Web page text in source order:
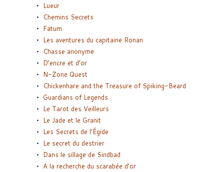
Lueur
Chemins Secrets
Fatum
Les aventures du capitaine Ronan
Chasse anonyme
D’encre et d’or
N-Zone Quest
Chickenhare and the Treasure of Spiking-Beard
Guardians of Legends
Le Tarot des Veilleurs
Le Jade et le Granit
Les Secrets de l’Égide
Le secret du destrier
Dans le sillage de Sindbad
A la recherche du scarabée d’or